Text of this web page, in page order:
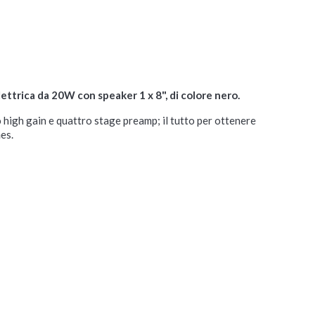
da 20W con speaker 1 x 8", di colore nero.
gain e quattro stage preamp; il tutto per ottenere